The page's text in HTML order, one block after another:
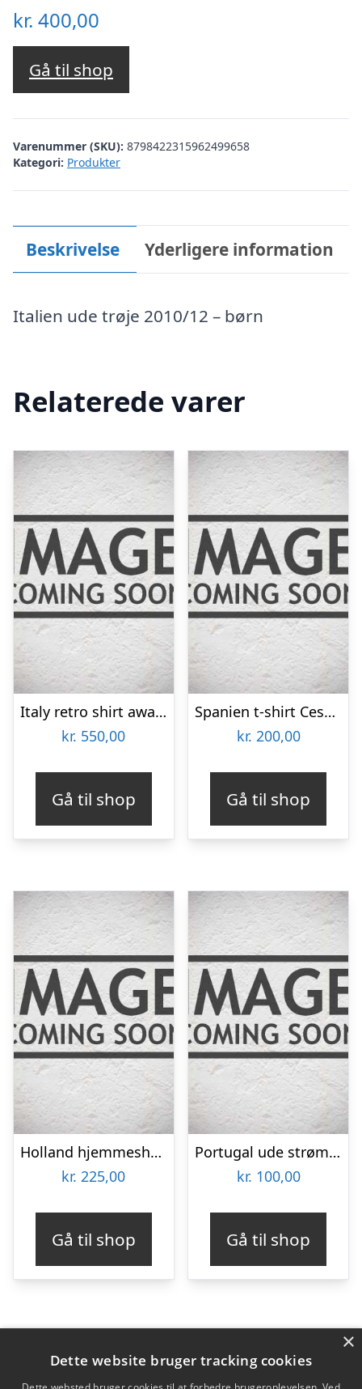
kr. 400,00
Gå til shop
Varenummer (SKU): 8798422315962499658
Kategori: Produkter
Beskrivelse Yderligere information
Italien ude trøje 2010/12 – børn
Relaterede varer
Italy retro shirt away 1982 – (In Stock)-XL
kr. 550,00
Gå til shop
Spanien t-shirt Cesc 10 VM 2010 Fabregas 10 – mørkeblå-S
kr. 200,00
Gå til shop
Holland hjemmeshorts EM 2012 – Børn-M
kr. 225,00
Gå til shop
Portugal ude strømper VM 2014 – børn og voksen 30-34 | XS
kr. 100,00
Gå til shop
Varekategorier
Produkter
×
Dette website bruger tracking cookies